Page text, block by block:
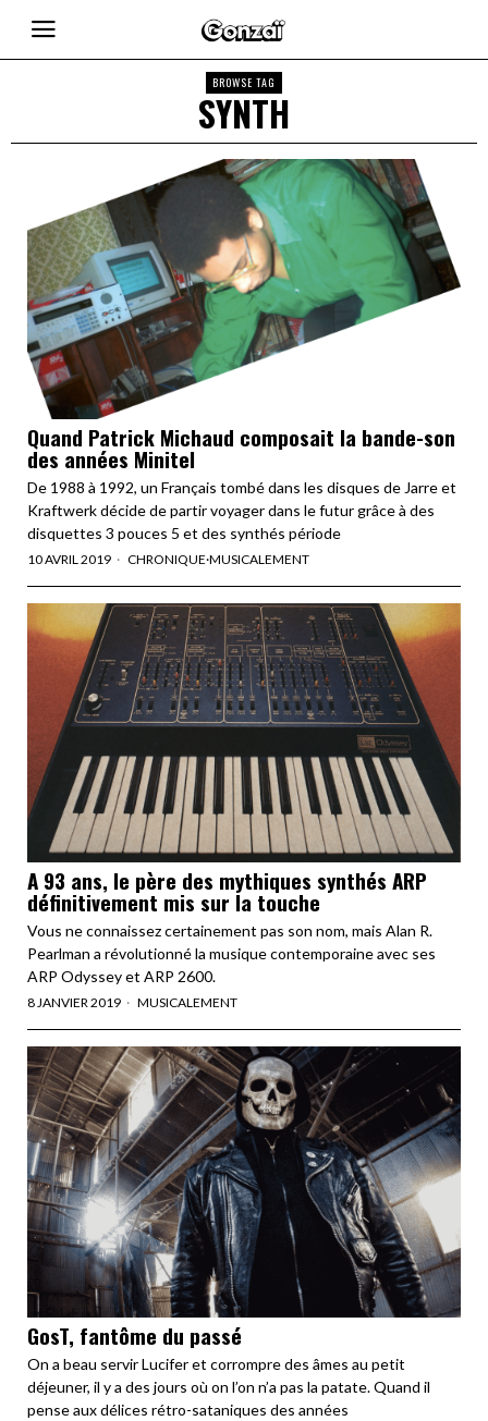
BROWSE TAG
SYNTH
Quand Patrick Michaud composait la bande-son
des années Minitel
De 1988 à 1992, un Français tombé dans les disques de Jarre et
Kraftwerk décide de partir voyager dans le futur grâce à des
disquettes 3 pouces 5 et des synthés période
10 AVRIL 2019 CHRONIQUE·MUSICALEMENT
A 93 ans, le père des mythiques synthés ARP
définitivement mis sur la touche
Vous ne connaissez certainement pas son nom, mais Alan R.
Pearlman a révolutionné la musique contemporaine avec ses
ARP Odyssey et ARP 2600.
8 JANVIER 2019 MUSICALEMENT
GosT, fantôme du passé
On a beau servir Lucifer et corrompre des âmes au petit
déjeuner, il y a des jours où on l’on n’a pas la patate. Quand il
pense aux délices rétro-sataniques des années